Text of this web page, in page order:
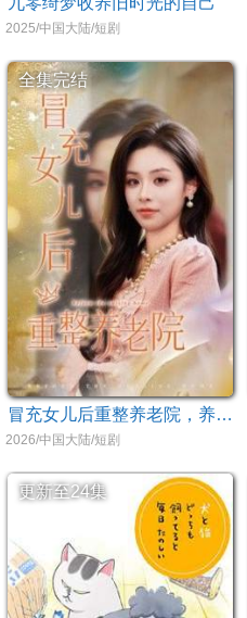
2025/中国大陆/短剧
全集完结
冒充女儿后重整养老院，养老院风云假女儿是真大佬
2026/中国大陆/短剧
更新至24集